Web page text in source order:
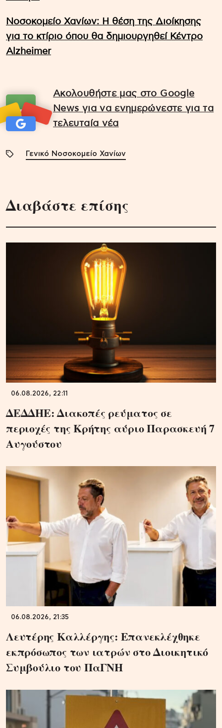
Νοσοκομείο Χανίων: Η θέση της Διοίκησης
για το κτίριο όπου θα δημιουργηθεί Κέντρο
Alzheimer
Ακολουθήστε μας στο Google
News για να ενημερώνεστε για τα
τελευταία νέα
Γενικό Νοσοκομείο Χανίων
Διαβάστε επίσης
06.08.2026, 22:11
ΔΕΔΔΗΕ: Διακοπές ρεύματος σε
περιοχές της Κρήτης αύριο Παρασκευή 7
Αυγούστου
06.08.2026, 21:35
Λευτέρης Καλλέργης: Επανεκλέχθηκε
εκπρόσωπος των ιατρών στο Διοικητικό
Συμβούλιο του ΠαΓΝΗ